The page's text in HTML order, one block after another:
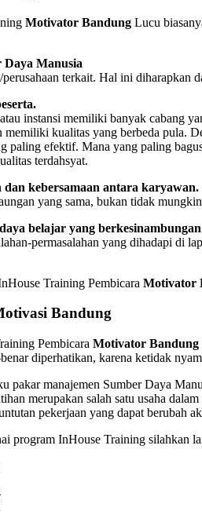
Motivator Bandung Lucu
Daya Manusia
terkait. Hal ini diharapkan
instansi memiliki banyak cabang
memiliki kualitas yang berbeda pula.
paling efektif. Mana yang paling
terdahsyat.
kebersamaan antara karyawan.
yang sama, bukan tidak
belajar yang
permasalahan yang dihadapi di
Training Pembicara Motivator
Bandung
Pembicara Motivator Bandung
diperhatikan, karena ketidak
pakar manajemen Sumber Daya
merupakan salah satu usaha
pekerjaan yang dapat berubah
program InHouse Training silahkan